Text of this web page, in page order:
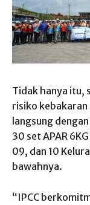
Tidak hanya itu,
risiko kebakaran
langsung
30 set APAR
09, dan 10
bawahnya.
“IPCC